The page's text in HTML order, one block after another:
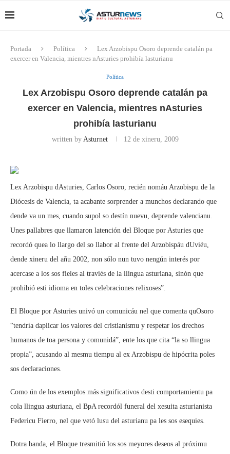
Portada Política
Lex Arzobispu Osoro deprende catalán pa
exercer en Valencia, mientres nAsturies prohibía lasturianu
Política
Lex Arzobispu Osoro deprende catalán pa
exercer en Valencia, mientres nAsturies
prohibía lasturianu
written by Asturnet 12 de xineru, 2009
Lex Arzobispu dAsturies, Carlos Osoro, recién nomáu Arzobispu de la
Diócesis de Valencia, ta acabante sorprender a munchos declarando que
dende va un mes, cuando supol so destín nuevu, deprende valencianu.
Unes pallabres que llamaron latención del Bloque por Asturies que
recordó quea lo llargo del so llabor al frente del Arzobispáu dUviéu,
dende xineru del añu 2002, non sólo nun tuvo nengún interés por
acercase a los sos fieles al traviés de la llingua asturiana, sinón que
prohibió esti idioma en toles celebraciones relixoses”.
El Bloque por Asturies univó un comunicáu nel que comenta quOsoro
“tendría daplicar los valores del cristianismu y respetar los drechos
humanos de toa persona y comunidá”, ente los que cita “la so llingua
propia”, acusando al mesmu tiempu al ex Arzobispu de hipócrita poles
sos declaraciones.
Como ún de los exemplos más significativos desti comportamientu pa
cola llingua asturiana, el BpA recordól funeral del xesuita asturianista
Federicu Fierro, nel que vetó lusu del asturianu pa les sos esequies.
Dotra banda, el Bloque tresmitió los sos meyores deseos al próximu